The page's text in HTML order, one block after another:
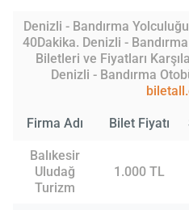
Denizli - Bandırma
40Dakika. Denizli -
Biletleri ve Fiyatları
Denizli - Bandırma
Firma Adı Bilet Fiyatı
Balıkesir
Uludağ
Turizm
1.000 TL